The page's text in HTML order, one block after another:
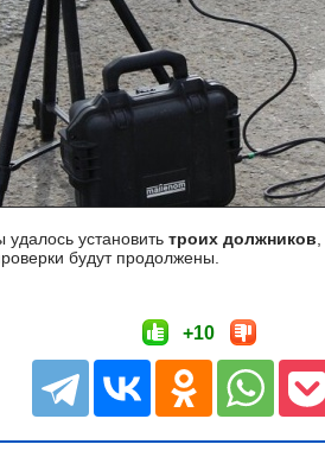
установить троих должников
будут продолжены.
+10